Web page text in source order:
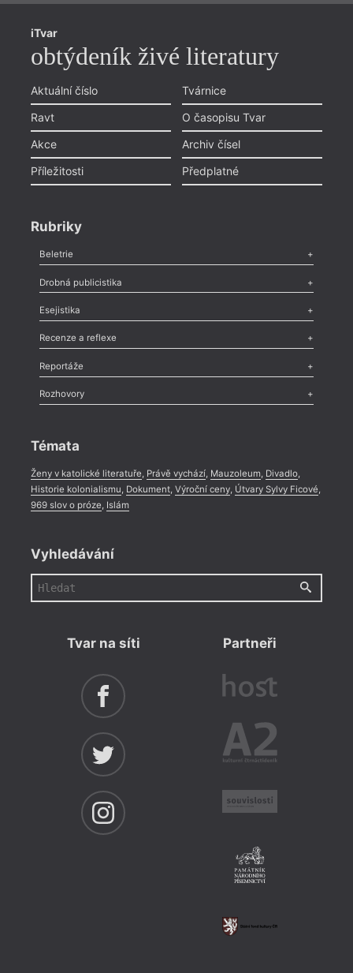
iTvar
obtýdeník živé literatury
Aktuální číslo
Ravt
Akce
Příležitosti
Tvárnice
O časopisu Tvar
Archiv čísel
Předplatné
Rubriky
Beletrie
Poezie,Próza,Dokumenty
Drobná publicistika
Odlesk
Nekrolog,Glosa,Sloupek,Pozvánka,Literární soutěž,
Esejistika
Esej ,Pádlo,Úvaha
Recenze a reflexe
Recenze
Méně slov o próze,Celá rubrika
Reportáže
Literární zítřky
Celá rubrika
Rozhovory
Témata
Ženy v katolické literatuře, Právě vychází, Mauzoleum, Divadlo,
Historie kolonialismu, Dokument, Výroční ceny, Útvary Sylvy Ficové,
969 slov o próze, Islám
Vyhledávání
Tvar na síti Partneři